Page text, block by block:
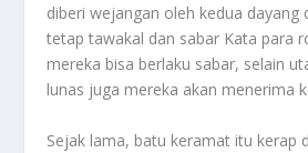
diberi wejangan oleh kedua dayang
tetap tawakal dan sabar Kata para
mereka bisa berlaku sabar, selain
lunas juga mereka akan menerima
Sejak lama, batu keramat itu kerap